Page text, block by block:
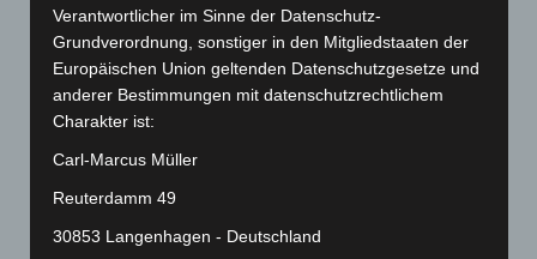
Dezember 2024(89)
November 2024(94)
Oktober 2024(93)
September 2024
August 2024(107)
Juli 2024(89)
Juni 2024 (107)
Verantwortlicher im Sinne der Datenschutz-
Grundverordnung, sonstiger in den Mitgliedstaaten der
Europäischen Union geltenden Datenschutzgesetze und
anderer Bestimmungen mit datenschutzrechtlichem
Charakter ist:
Carl-Marcus Müller
Reuterdamm 49
30853 Langenhagen - Deutschland